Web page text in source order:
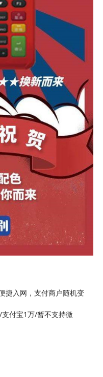
捷入网，支付商户随机变
付宝1万/暂不支持微